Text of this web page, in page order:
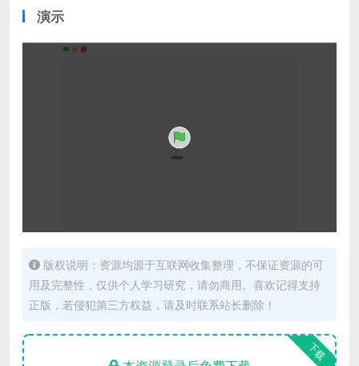
演示
版权说明：资源均源于互联网收集整理，不保证资源的可
用及完整性，仅供个人学习研究，请勿商用。喜欢记得支持
正版，若侵犯第三方权益，请及时联系站长删除！
下载